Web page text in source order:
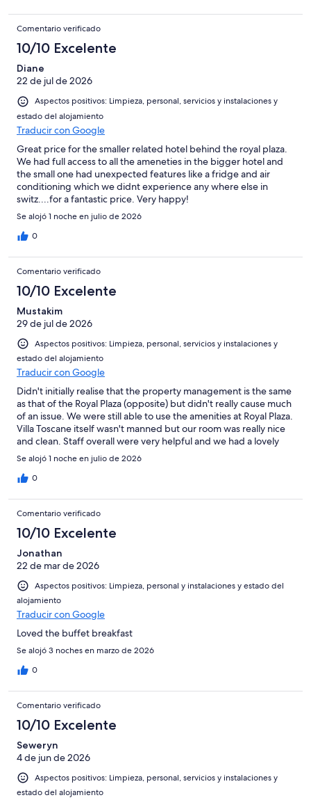
Comentario verificado
10/10 Excelente
Diane
22 de jul de 2026
Aspectos positivos: Limpieza, personal, servicios y instalaciones y
estado del alojamiento
Traducir con Google
Great price for the smaller related hotel behind the royal plaza.
We had full access to all the ameneties in the bigger hotel and
the small one had unexpected features like a fridge and air
conditioning which we didnt experience any where else in
switz....for a fantastic price. Very happy!
Se alojó 1 noche en julio de 2026
0
Comentario verificado
10/10 Excelente
Mustakim
29 de jul de 2026
Aspectos positivos: Limpieza, personal, servicios y instalaciones y
estado del alojamiento
Traducir con Google
Didn't initially realise that the property management is the same
as that of the Royal Plaza (opposite) but didn't really cause much
of an issue. We were still able to use the amenities at Royal Plaza.
Villa Toscane itself wasn't manned but our room was really nice
and clean. Staff overall were very helpful and we had a lovely
stay. I would definitely recommend.
Se alojó 1 noche en julio de 2026
0
Comentario verificado
10/10 Excelente
Jonathan
22 de mar de 2026
Aspectos positivos: Limpieza, personal y instalaciones y estado del
alojamiento
Traducir con Google
Loved the buffet breakfast
Se alojó 3 noches en marzo de 2026
0
Comentario verificado
10/10 Excelente
Seweryn
4 de jun de 2026
Aspectos positivos: Limpieza, personal, servicios y instalaciones y
estado del alojamiento